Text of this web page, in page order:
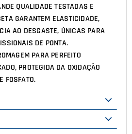
QUALIDADE TESTADAS E
GARANTEM ELASTICIDADE,
AO DESGASTE, ÚNICAS PARA
DE PONTA.
PARA PERFEITO
PROTEGIDA DA OXIDAÇÃO
FOSFATO.